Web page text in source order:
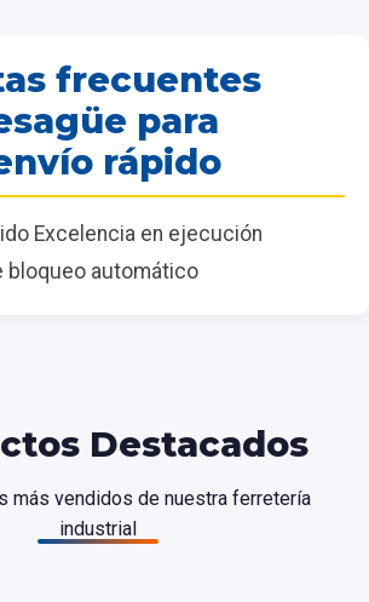
frecuentes
para
rápido
Excelencia en ejecución
bloqueo automático
Destacados
más vendidos de nuestra ferretería
industrial